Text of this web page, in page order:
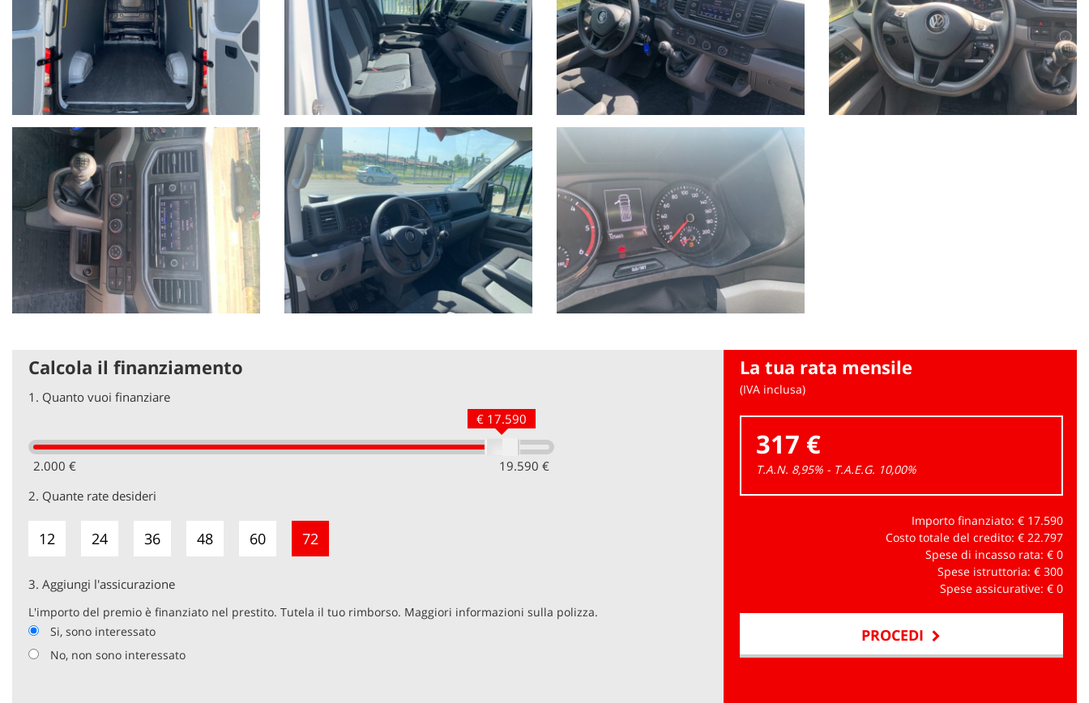
Calcola il finanziamento
1. Quanto vuoi finanziare
2.000 € 19.590 €
€ 17.590
2. Quante rate desideri
12 24 36 48 60 72
3. Aggiungi l'assicurazione
L'importo del premio è finanziato nel prestito. Tutela il tuo rimborso. Maggiori informazioni sulla polizza.
Si, sono interessato
No, non sono interessato
La tua rata mensile
(IVA inclusa)
317 €
T.A.N. 8,95% - T.A.E.G. 10,00%
Importo finanziato: € 17.590
Costo totale del credito: € 22.797
Spese di incasso rata: € 0
Spese istruttoria: € 300
Spese assicurative: € 0
PROCEDI